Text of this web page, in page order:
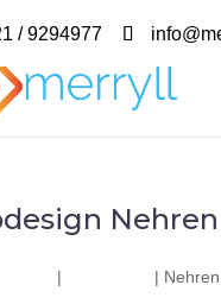
/ 9294977
Nehren
| | Nehren